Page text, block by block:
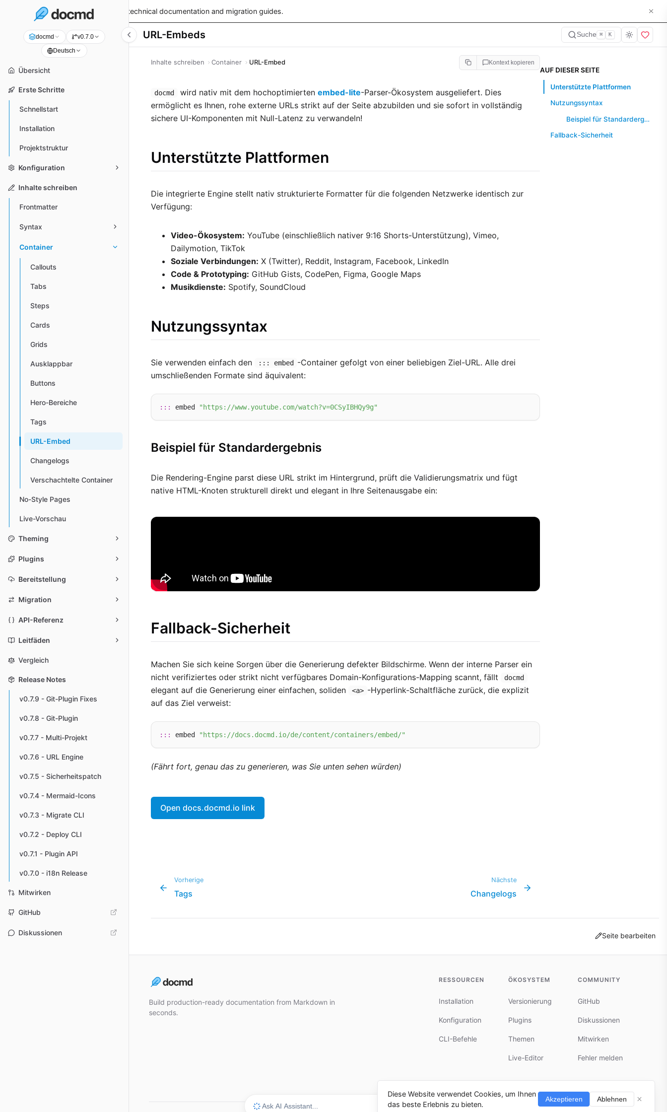
docmd v0.7.0
Deutsch
Übersicht
Erste Schritte
Schnellstart
Installation
Projektstruktur
Konfiguration
Inhalte schreiben
Frontmatter
Syntax
Container
Callouts
Tabs
Steps
Cards
Grids
Ausklappbar
Buttons
Hero-Bereiche
Tags
URL-Embed
Changelogs
Verschachtelte Container
No-Style Pages
Live-Vorschau
Theming
Plugins
Bereitstellung
Migration
API-Referenz
Leitfäden
Vergleich
Release Notes
v0.7.9 - Git-Plugin Fixes
v0.7.8 - Git-Plugin
v0.7.7 - Multi-Projekt
v0.7.6 - URL Engine
v0.7.5 - Sicherheitspatch
v0.7.4 - Mermaid-Icons
v0.7.3 - Migrate CLI
v0.7.2 - Deploy CLI
v0.7.1 - Plugin API
v0.7.0 - i18n Release
Mitwirken
GitHub
Diskussionen
v0.9.0 is live!— Read the latest technical documentation and migration guides.
URL-Embeds Suche ⌘ K
Inhalte schreiben Container URL-Embed Kontext kopieren
docmd wird nativ mit dem hochoptimiertenembed-lite-Parser-Ökosystem ausgeliefert. Dies
ermöglicht es Ihnen, rohe externe URLs strikt auf der Seite abzubilden und sie sofort in vollständig
sichere UI-Komponenten mit Null-Latenz zu verwandeln!
Unterstützte Plattformen
Die integrierte Engine stellt nativ strukturierte Formatter für die folgenden Netzwerke identisch zur
Verfügung:
Video-Ökosystem: YouTube (einschließlich nativer 9:16 Shorts-Unterstützung), Vimeo,
Dailymotion, TikTok
Soziale Verbindungen: X (Twitter), Reddit, Instagram, Facebook, LinkedIn
Code & Prototyping: GitHub Gists, CodePen, Figma, Google Maps
Musikdienste: Spotify, SoundCloud
Nutzungssyntax
Sie verwenden einfach den ::: embed
-Container gefolgt von einer beliebigen Ziel-URL. Alle drei
umschließenden Formate sind äquivalent:
::: embed "https://www.youtube.com/watch?v=0CSyIBHQy9g"
Beispiel für Standardergebnis
Die Rendering-Engine parst diese URL strikt im Hintergrund, prüft die Validierungsmatrix und fügt
native HTML-Knoten strukturell direkt und elegant in Ihre Seitenausgabe ein:
Fallback-Sicherheit
Machen Sie sich keine Sorgen über die Generierung defekter Bildschirme. Wenn der interne Parser ein
nicht verifiziertes oder strikt nicht verfügbares Domain-Konfigurations-Mapping scannt, fällt
docmd
elegant auf die Generierung einer einfachen, soliden <a> -Hyperlink-Schaltfläche zurück, die explizit
auf das Ziel verweist:
::: embed "https://docs.docmd.io/de/content/containers/embed/"
(Fährt fort, genau das zu generieren, was Sie unten sehen würden)
Open docs.docmd.io link
Vorherige
Tags
Nächste
Changelogs
AUF DIESER SEITE
Unterstützte Plattformen
Nutzungssyntax
Beispiel für Standardergebnis
Fallback-Sicherheit
Seite bearbeiten
Build production-ready documentation from Markdown in
seconds.
RESSOURCEN
Installation
Konfiguration
CLI-Befehle
ÖKOSYSTEM
Versionierung
Plugins
Themen
Live-Editor
COMMUNITY
GitHub
Diskussionen
Mitwirken
Fehler melden
Diese Website verwendet Cookies, um Ihnen
das beste Erlebnis zu bieten.
Akzeptieren Ablehnen
⌘I